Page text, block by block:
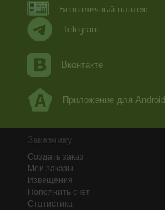
Безналичный платеж
Telegram
Вконтакте
Приложение для Android
Заказчику
Создать заказ
Мои заказы
Извещения
Пополнить счёт
Статистика